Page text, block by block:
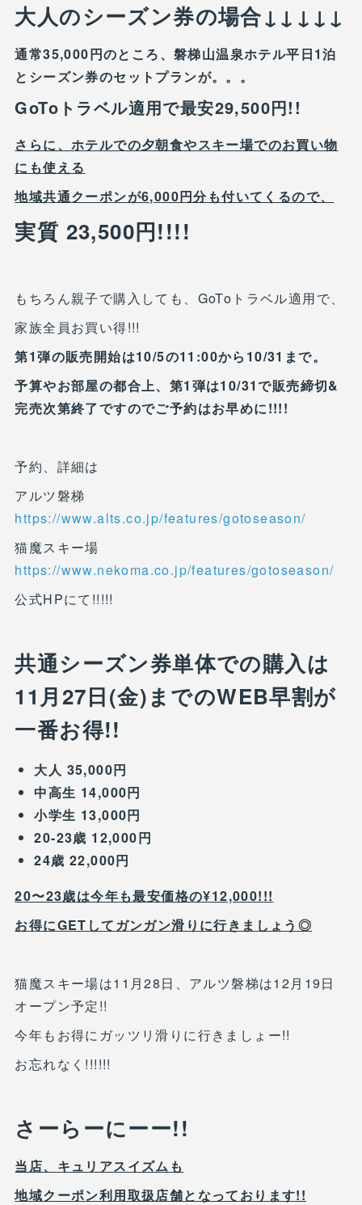
大人のシーズン券の場合↓↓↓↓↓
通常35,000円のところ、磐梯山温泉ホテル平日1泊
とシーズン券のセットプランが。。。
GoToトラベル適用で最安29,500円!!
さらに、ホテルでの夕朝食やスキー場でのお買い物
にも使える
地域共通クーポンが6,000円分も付いてくるので、
実質 23,500円!!!!
もちろん親子で購入しても、GoToトラベル適用で、
家族全員お買い得!!!
第1弾の販売開始は10/5の11:00から10/31まで。
予算やお部屋の都合上、第1弾は10/31で販売締切&
完売次第終了ですのでご予約はお早めに!!!!
予約、詳細は
アルツ磐梯
https://www.alts.co.jp/features/gotoseason/
猫魔スキー場
https://www.nekoma.co.jp/features/gotoseason/
公式HPにて!!!!!
共通シーズン券単体での購入は
11月27日(金)までのWEB早割が
一番お得!!
大人 35,000円
中高生 14,000円
小学生 13,000円
20-23歳 12,000円
24歳 22,000円
20〜23歳は今年も最安価格の¥12,000!!!
お得にGETしてガンガン滑りに行きましょう◎
猫魔スキー場は11月28日、アルツ磐梯は12月19日
オープン予定!!
今年もお得にガッツリ滑りに行きましょー!!
お忘れなく!!!!!!
さーらーにーー!!
当店、キュリアスイズムも
地域クーポン利用取扱店舗となっております!!